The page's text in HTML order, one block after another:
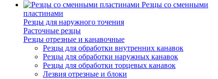
Резцы со сменными
пластинами
Резцы для наружного точения
Расточные резцы
Резцы отрезные и канавочные
Резцы для обработки внутренних канавок
Резцы для обработки наружных канавок
Резцы для обработки торцевых канавок
Лезвия отрезные и блоки